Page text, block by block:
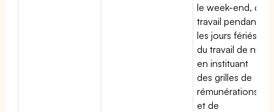
le week-end, du
travail pendant
les jours fériés,
du travail de nuit
en instituant
des grilles de
rémunérations
et de